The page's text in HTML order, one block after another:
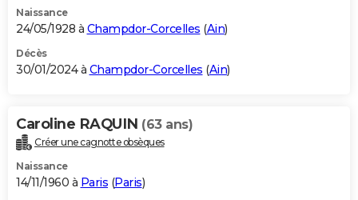
Naissance
24/05/1928 à Champdor-Corcelles (Ain)
Décès
30/01/2024 à Champdor-Corcelles (Ain)
Caroline RAQUIN (63 ans)
Créer une cagnotte obsèques
Naissance
14/11/1960 à Paris (Paris)